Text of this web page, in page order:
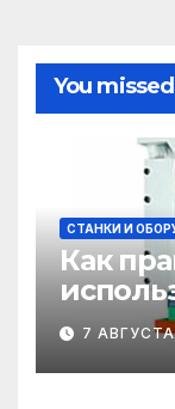
You missed
СТАНКИ И
Как
7